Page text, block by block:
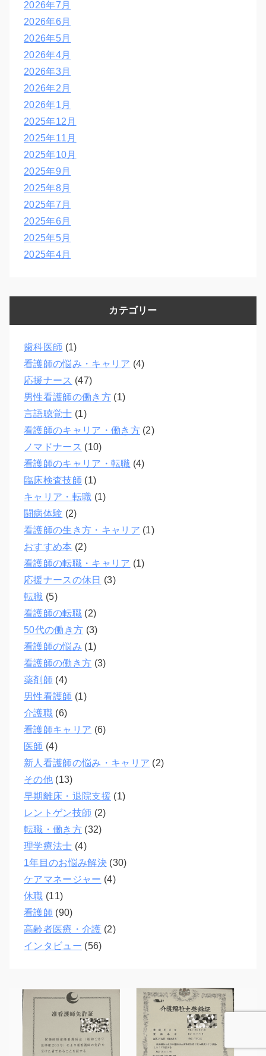
2026年7月
2026年6月
2026年5月
2026年4月
2026年3月
2026年2月
2026年1月
2025年12月
2025年11月
2025年10月
2025年9月
2025年8月
2025年7月
2025年6月
2025年5月
2025年4月
カテゴリー
歯科医師 (1)
看護師の悩み・キャリア (4)
応援ナース (47)
男性看護師の働き方(1)
言語聴覚士 (1)
看護師のキャリア・働き方(2)
ノマドナース (10)
看護師のキャリア・転職 (4)
臨床検査技師 (1)
キャリア・転職 (1)
闘病体験 (2)
看護師の生き方・キャリア (1)
おすすめ本 (2)
看護師の転職・キャリア (1)
応援ナースの休日 (3)
転職 (5)
看護師の転職(2)
50代の働き方 (3)
看護師の悩み (1)
看護師の働き方 (3)
薬剤師 (4)
男性看護師 (1)
介護職(6)
看護師キャリア (6)
医師 (4)
新人看護師の悩み・キャリア (2)
その他(13)
早期離床・退院支援 (1)
レントゲン技師 (2)
転職・働き方(32)
理学療法士 (4)
1年目のお悩み解決(30)
ケアマネージャー (4)
休職 (11)
看護師 (90)
高齢者医療・介護 (2)
インタビュー (56)